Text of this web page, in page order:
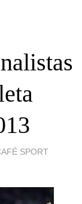
SPORT